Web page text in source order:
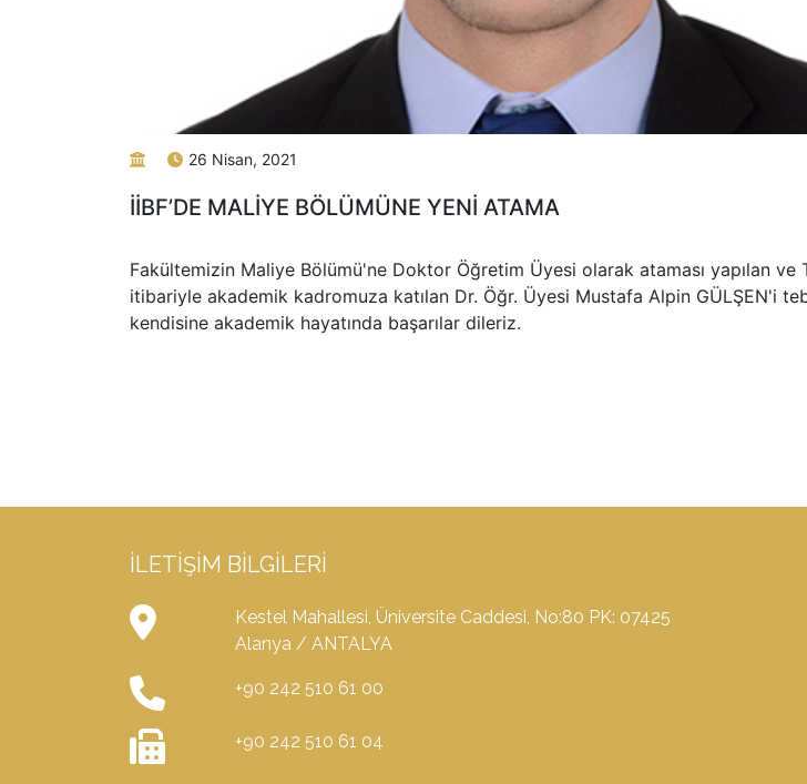
26 Nisan, 2021
İİBF’DE MALİYE BÖLÜMÜNE YENİ ATAMA
Fakültemizin Maliye Bölümü'ne Doktor Öğretim Üyesi olarak ataması yapılan ve
itibariyle akademik kadromuza katılan Dr. Öğr. Üyesi Mustafa Alpin GÜLŞEN'i
kendisine akademik hayatında başarılar dileriz.
İLETIŞIM BILGILERI
Kestel Mahallesi, Üniversite Caddesi, No:80 PK: 07425
Alanya / ANTALYA
+90 242 510 61 00
+90 242 510 61 04